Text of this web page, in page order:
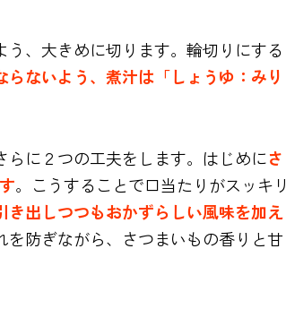
、大きめに切ります。輪切りにする
らないよう、煮汁は「しょうゆ：みり
に２つの工夫をします。はじめにさ
。こうすることで口当たりがスッキリ
き出しつつもおかずらしい風味を加え
防ぎながら、さつまいもの香りと甘